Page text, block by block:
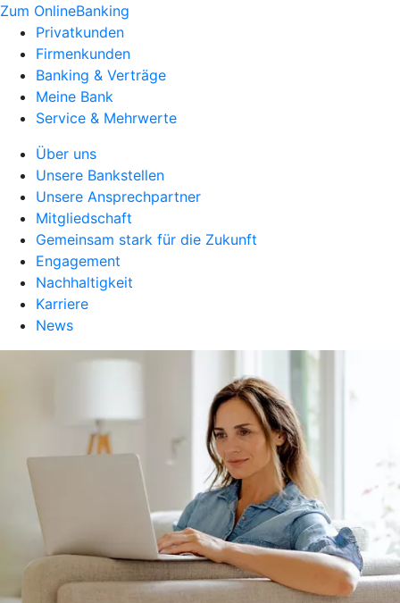
Zum OnlineBanking
Privatkunden
Firmenkunden
Banking & Verträge
Meine Bank
Service & Mehrwerte
Über uns
Unsere Bankstellen
Unsere Ansprechpartner
Mitgliedschaft
Gemeinsam stark für die Zukunft
Engagement
Nachhaltigkeit
Karriere
News